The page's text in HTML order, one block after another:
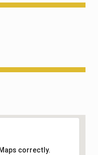
correctly.